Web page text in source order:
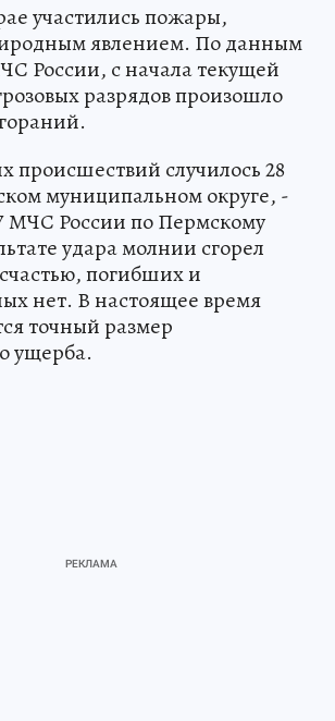
участились пожары,
явлением. По данным
России, с начала текущей
разрядов произошло
происшествий случилось 28
муниципальном округе, -
МЧС России по Пермскому
удара молнии сгорел
погибших и
нет. В настоящее время
точный размер
ущерба.